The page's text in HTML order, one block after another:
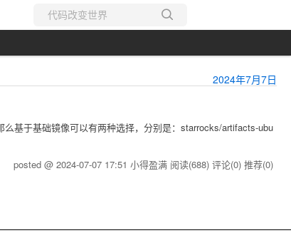
2024年7月7日
基于基础镜像可以有两种选择，分别是：starrocks/artifacts-ubu
posted @ 2024-07-07 17:51 小得盈满 阅读(688) 评论(0) 推荐(0)